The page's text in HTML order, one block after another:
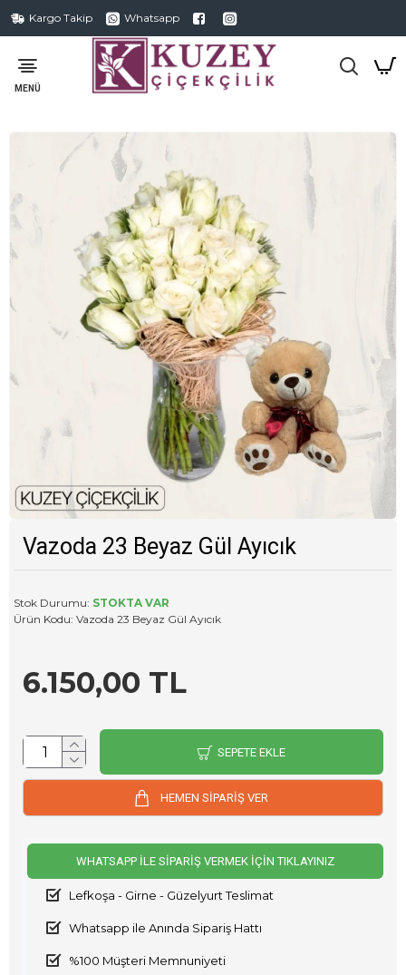
Kargo Takip Whatsapp
Vazoda 23 Beyaz Gül Ayıcık
Stok Durumu: STOKTA VAR
Ürün Kodu: Vazoda 23 Beyaz Gül Ayıcık
6.150,00 TL
SEPETE EKLE
HEMEN SİPARİŞ VER
WHATSAPP İLE SIPARIŞ VERMEK İÇIN TIKLAYINIZ
Lefkoşa - Girne - Güzelyurt Teslimat
Whatsapp ile Anında Sipariş Hattı
%100 Müşteri Memnuniyeti